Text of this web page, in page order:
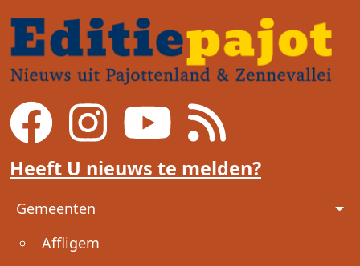
Heeft U nieuws te melden?
Voet
Gemeenten
Affligem